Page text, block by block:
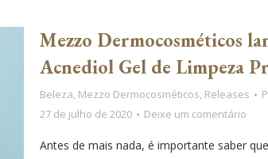
Mezzo Dermocosméticos
Acnediol Gel de Limpeza
Beleza, Mezzo Dermocosméticos, Releases
27 de julho de 2020
Deixe um comentário
Antes de mais nada, é importante saber